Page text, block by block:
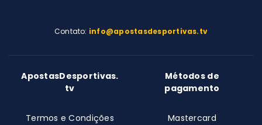
Contato: info@apostasdesportivas.tv
ApostasDesportivas.
tv
Termos e Condições
Métodos de
pagamento
Mastercard